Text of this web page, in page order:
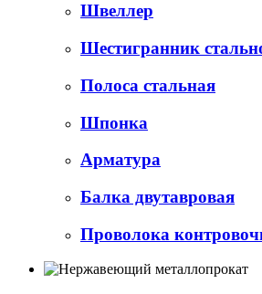
Швеллер
Шестигранник
Полоса стальная
Шпонка
Арматура
Балка двутавровая
Проволока